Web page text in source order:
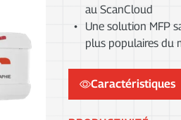
au ScanCloud
Une solution MFP
plus populaires du
Caractéristiques